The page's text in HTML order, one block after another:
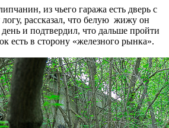
из чьего гаража есть дверь с
рассказал, что белую жижу он
и подтвердил, что дальше пройти
есть в сторону «железного рынка».